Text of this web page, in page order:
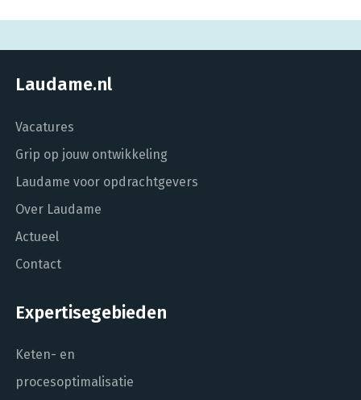
Laudame.nl
Vacatures
Grip op jouw ontwikkeling
Laudame voor opdrachtgevers
Over Laudame
Actueel
Contact
Expertisegebieden
Keten- en
procesoptimalisatie